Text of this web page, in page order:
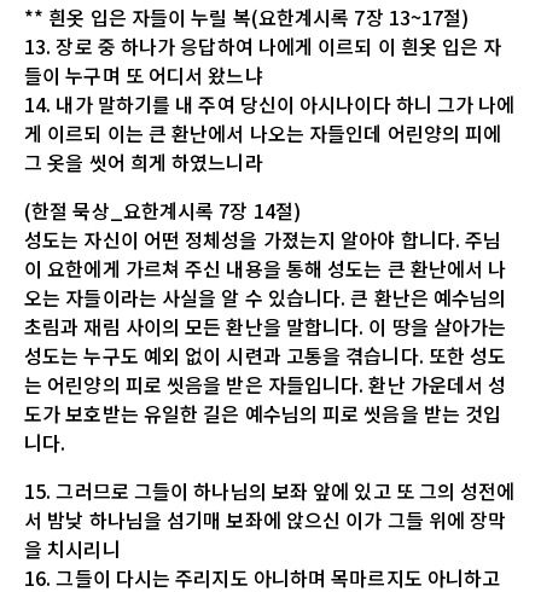
** 흰옷 입은 자들이 누릴 복(요한계시록 7장 13~17절)
13. 장로 중 하나가 응답하여 나에게 이르되 이 흰옷 입은 자
들이 누구며 또 어디서 왔느냐
14. 내가 말하기를 내 주여 당신이 아시나이다 하니 그가 나에
게 이르되 이는 큰 환난에서 나오는 자들인데 어린양의 피에
그 옷을 씻어 희게 하였느니라
(한절 묵상_요한계시록 7장 14절)
성도는 자신이 어떤 정체성을 가졌는지 알아야 합니다. 주님
이 요한에게 가르쳐 주신 내용을 통해 성도는 큰 환난에서 나
오는 자들이라는 사실을 알 수 있습니다. 큰 환난은 예수님의
초림과 재림 사이의 모든 환난을 말합니다. 이 땅을 살아가는
성도는 누구도 예외 없이 시련과 고통을 겪습니다. 또한 성도
는 어린양의 피로 씻음을 받은 자들입니다. 환난 가운데서 성
도가 보호받는 유일한 길은 예수님의 피로 씻음을 받는 것입
니다.
15. 그러므로 그들이 하나님의 보좌 앞에 있고 또 그의 성전에
서 밤낮 하나님을 섬기매 보좌에 앉으신 이가 그들 위에 장막
을 치시리니
16. 그들이 다시는 주리지도 아니하며 목마르지도 아니하고